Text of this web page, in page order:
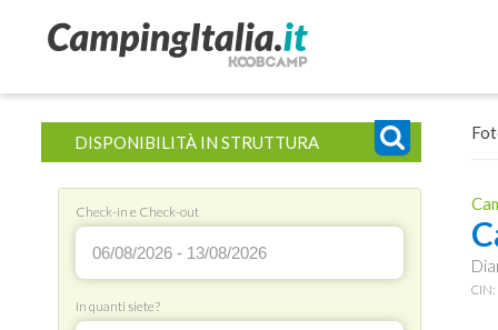
DISPONIBILITÀ IN STRUTTURA
Check-in e Check-out
In quanti siete?